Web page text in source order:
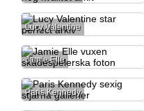
Lucy Valentine
Jamie Elle
Paris Kennedy